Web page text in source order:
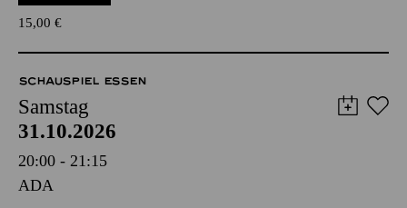
15,00 €
SCHAUSPIEL ESSEN
Samstag
31.10.2026
20:00 - 21:15
ADA